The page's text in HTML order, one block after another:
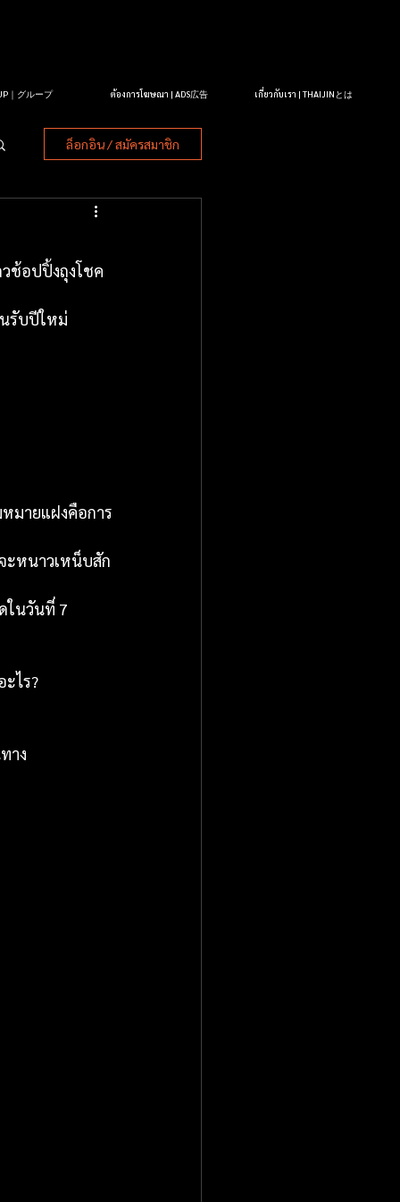
｜グループ ต้องการโฆษณา | ADS広告 เกี่ยวกับเรา | THAIJINとは
ล็อกอิน / สมัครสมาชิก
ช้อปปิ้งถุงโชค
รับปีใหม่
มายแฝงคือการ
ะหนาวเหน็บสัก
ในวันที่ 7
ไร?
าง